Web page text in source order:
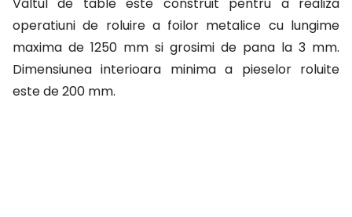
operatiuni de roluire a foilor metalice cu lungime
maxima de 1250 mm si grosimi de pana la 3 mm.
Dimensiunea interioara minima a pieselor roluite
este de 200 mm.